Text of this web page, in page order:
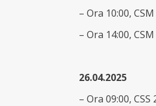
– Ora 10:00,
– Ora 14:00,
26.04.2025
– Ora 09:00,